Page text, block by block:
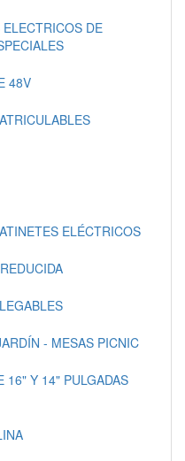
DE
48V
ELÉCTRICOS
- MESAS PICNIC
16" Y 14" PULGADAS